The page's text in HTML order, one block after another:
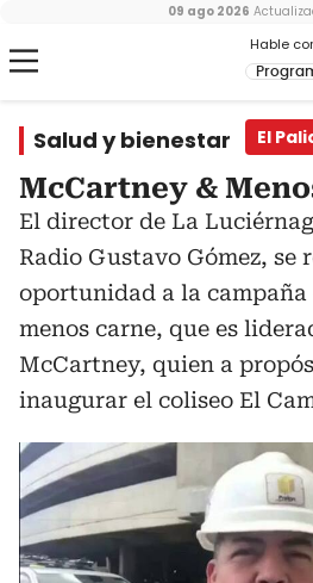
Hable
09 ago 2026
Salud y bienestar El
McCartney &
El director de La
Radio Gustavo Gómez, se
oportunidad a la campaña
menos carne, que es
McCartney, quien a
inaugurar el coliseo El